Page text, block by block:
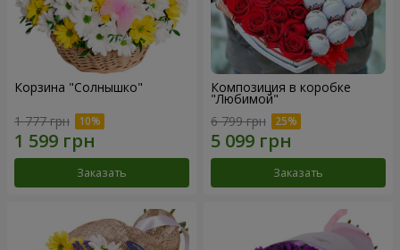
Корзина "Солнышко"
1 777 грн
Заказать
Композиция в коробке
"Любимой"
6 799 грн
Заказать